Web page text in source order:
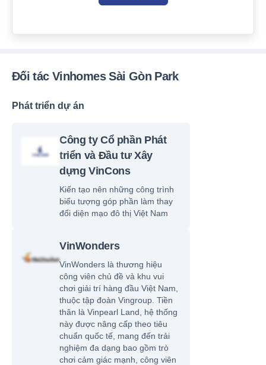
Đối tác Vinhomes Sài Gòn Park
Phát triển dự án
Công ty Cổ phần Phát
triển và Đầu tư Xây
dựng VinCons
Kiến tạo nên những công trình
biểu tượng góp phần làm thay
đổi diện mạo đô thị Việt Nam
VinWonders
VinWonders là thương hiệu
công viên chủ đề và khu vui
chơi giải trí hàng đầu Việt Nam,
thuộc tập đoàn Vingroup. Tiền
thân là Vinpearl Land, hệ thống
này được nâng cấp theo tiêu
chuẩn quốc tế, mang đến trải
nghiệm đa dạng bao gồm trò
chơi cảm giác mạnh, công viên